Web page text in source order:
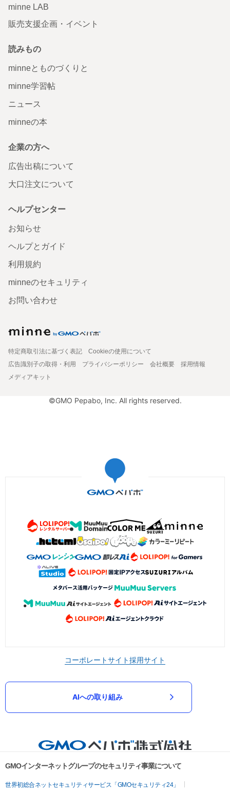
minne LAB
販売支援企画・イベント
読みもの
minneとものづくりと
minne学習帖
ニュース
minneの本
企業の方へ
広告出稿について
大口注文について
ヘルプセンター
お知らせ
ヘルプとガイド
利用規約
minneのセキュリティ
お問い合わせ
特定商取引法に基づく表記
Cookieの使用について
広告識別子の取得・利用
プライバシーポリシー 会社概要
採用情報
メディアキット
©GMO Pepabo, Inc. All rights reserved.
コーポレートサイト採用サイト
AIへの取り組み
GMOインターネットグループのセキュリティ事業について
世界初総合ネットセキュリティサービス「GMOセキュリティ24」